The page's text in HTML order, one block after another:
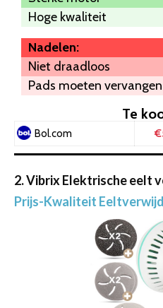
Hoge kwaliteit
Nadelen:
Niet draadloos
Pads moeten
Te
Bol.com
2. Vibrix Elektrische eelt
Prijs-Kwaliteit